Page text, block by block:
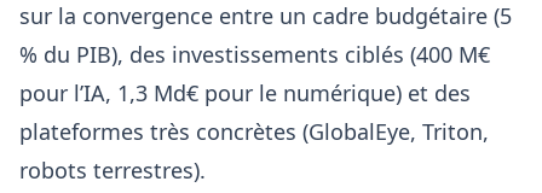
sur la convergence entre un cadre budgétaire (5
% du PIB), des investissements ciblés (400 M€
pour l’IA, 1,3 Md€ pour le numérique) et des
plateformes très concrètes (GlobalEye, Triton,
robots terrestres).